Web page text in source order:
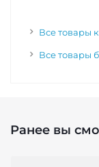
Все товары
Все товары
Ранее вы